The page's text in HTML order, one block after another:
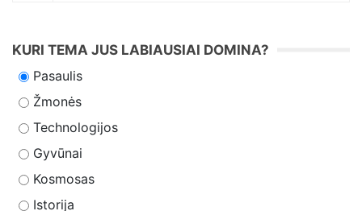
KURI TEMA JUS LABIAUSIAI DOMINA?
Pasaulis
Žmonės
Technologijos
Gyvūnai
Kosmosas
Istorija